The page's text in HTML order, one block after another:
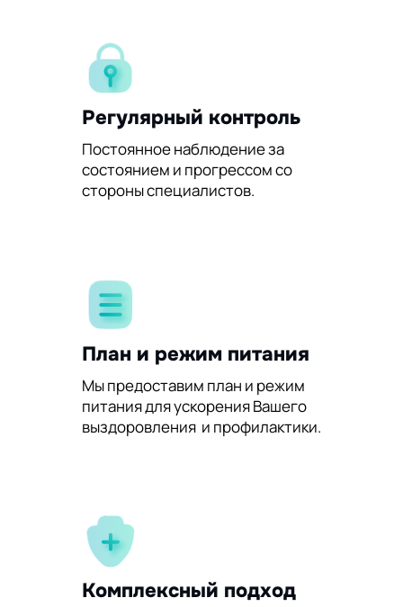
Регулярный контроль
Постоянное наблюдение за
состоянием и прогрессом со
стороны специалистов.
План и режим питания
Мы предоставим план и режим
питания для ускорения Вашего
выздоровления и профилактики.
Комплексный подход